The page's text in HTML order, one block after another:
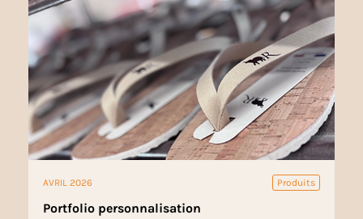
AVRIL 2026 Produits
Portfolio personnalisation